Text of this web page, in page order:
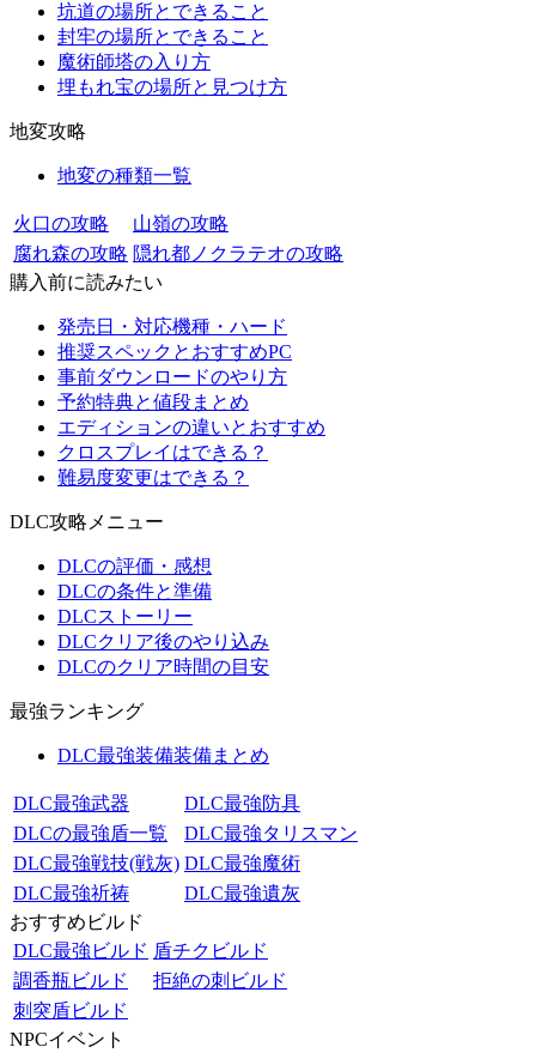
坑道の場所とできること
封牢の場所とできること
魔術師塔の入り方
埋もれ宝の場所と見つけ方
地変攻略
地変の種類一覧
火口の攻略
山嶺の攻略
腐れ森の攻略 隠れ都ノクラテオの攻略
購入前に読みたい
発売日・対応機種・ハード
推奨スペックとおすすめPC
事前ダウンロードのやり方
予約特典と値段まとめ
エディションの違いとおすすめ
クロスプレイはできる？
難易度変更はできる？
DLC攻略メニュー
DLCの評価・感想
DLCの条件と準備
DLCストーリー
DLCクリア後のやり込み
DLCのクリア時間の目安
最強ランキング
DLC最強装備装備まとめ
DLC最強武器
DLC最強防具
DLCの最強盾一覧
DLC最強タリスマン
DLC最強戦技(戦灰) DLC最強魔術
DLC最強祈祷
DLC最強遺灰
おすすめビルド
DLC最強ビルド 盾チクビルド
調香瓶ビルド
拒絶の刺ビルド
刺突盾ビルド
NPCイベント